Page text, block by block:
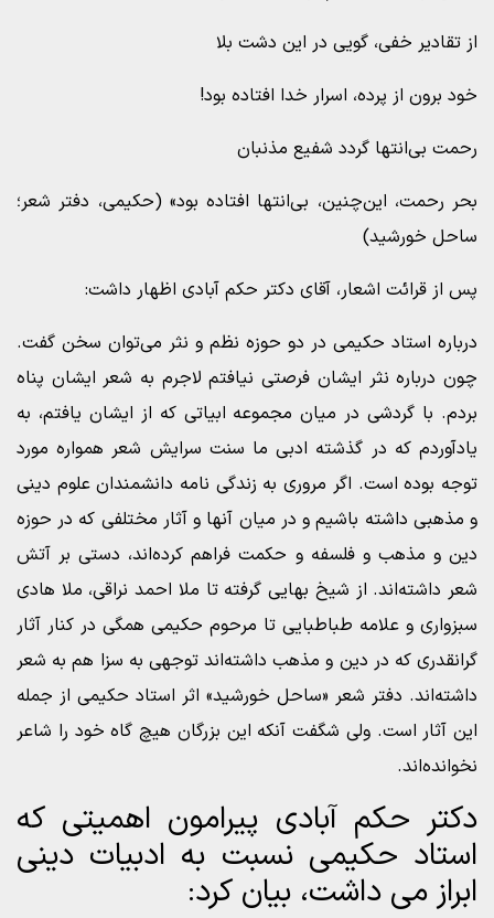
از تقادیر خفی، گویی در این دشت بلا
خود برون از پرده، اسرار خدا افتاده بود!
رحمت بی‌انتها گردد شفیع مذنبان
بحر رحمت، این‌چنین، بی‌انتها افتاده بود» (حکیمی، دفتر شعر؛
ساحل خورشید)
پس از قرائت اشعار، آقای دکتر حکم آبادی اظهار داشت:
درباره استاد حکیمی در دو حوزه نظم و نثر می‌توان سخن گفت.
چون درباره نثر ایشان فرصتی نیافتم لاجرم به شعر ایشان پناه
بردم. با گردشی در میان مجموعه ابیاتی که از ایشان یافتم، به
یادآوردم که در گذشته ادبی ما سنت سرایش شعر همواره مورد
توجه بوده است. اگر مروری به زندگی نامه دانشمندان علوم دینی
و مذهبی داشته باشیم و در میان آنها و آثار مختلفی که در حوزه
دین و مذهب و فلسفه و حکمت فراهم کرده‌اند، دستی بر آتش
شعر داشته‌اند. از شیخ بهایی گرفته تا ملا احمد نراقی، ملا هادی
سبزواری و علامه طباطبایی تا مرحوم حکیمی همگی در کنار آثار
گرانقدری که در دین و مذهب داشته‌اند توجهی به سزا هم به شعر
داشته‌اند. دفتر شعر «ساحل خورشید» اثر استاد حکیمی از جمله
این آثار است. ولی شگفت آنکه این بزرگان هیچ گاه خود را شاعر
نخوانده‌اند.
دکتر حکم آبادی پیرامون اهمیتی که
استاد حکیمی نسبت به ادبیات دینی
ابراز می داشت، بیان کرد: